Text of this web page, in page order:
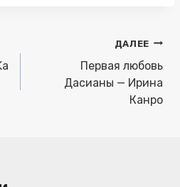
ДАЛЕЕ
Первая любовь
Дасианы — Ирина
Канро